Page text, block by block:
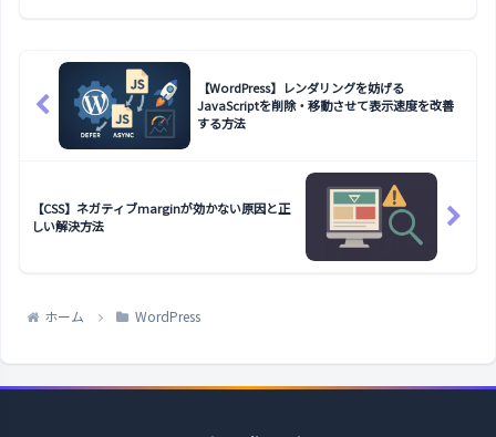
【WordPress】レンダリングを妨げる
JavaScriptを削除・移動させて表示速度を改善
する方法
【CSS】ネガティブmarginが効かない原因と正
しい解決方法
ホーム WordPress